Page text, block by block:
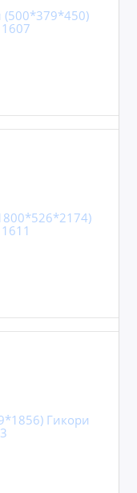
(500*379*450)
Гикори